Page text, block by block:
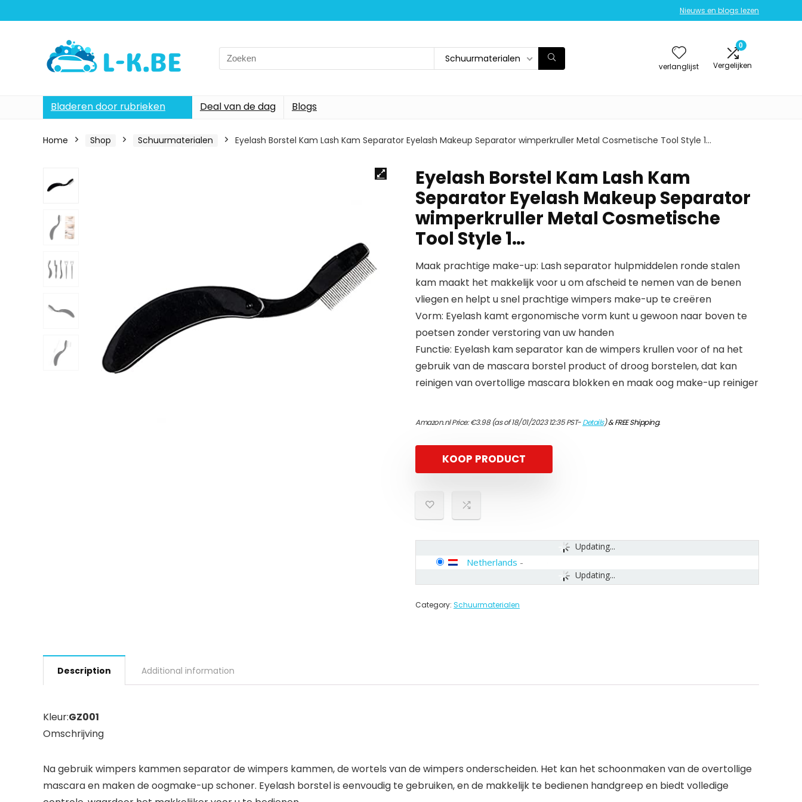
Nieuws en blogs lezen
Search
for:
Schuurmaterialen
verlanglijst
0
Vergelijken
Bladeren door rubrieken Deal van de dag Blogs
Home Shop Schuurmaterialen Eyelash Borstel Kam Lash Kam Separator Eyelash Makeup Separator wimperkruller Metal Cosmetische Tool Style 1…
Eyelash Borstel Kam Lash Kam
Separator Eyelash Makeup Separator
wimperkruller Metal Cosmetische
Tool Style 1…
Maak prachtige make-up: Lash separator hulpmiddelen ronde stalen
kam maakt het makkelijk voor u om afscheid te nemen van de benen
vliegen en helpt u snel prachtige wimpers make-up te creëren
Vorm: Eyelash kamt ergonomische vorm kunt u gewoon naar boven te
poetsen zonder verstoring van uw handen
Functie: Eyelash kam separator kan de wimpers krullen voor of na het
gebruik van de mascara borstel product of droog borstelen, dat kan
reinigen van overtollige mascara blokken en maak oog make-up reiniger
Amazon.nl Price:€3.98(as of 18/01/2023 12:35 PST-Details)&FREE Shipping.
KOOP PRODUCT
Updating...
Updating...
Netherlands -
Category: Schuurmaterialen
Description Additional information
Kleur:GZ001
Omschrijving
Na gebruik wimpers kammen separator de wimpers kammen, de wortels van de wimpers onderscheiden. Het kan het schoonmaken van de overtollige
mascara en maken de oogmake-up schoner. Eyelash borstel is eenvoudig te gebruiken, en de makkelijk te bedienen handgreep en biedt volledige